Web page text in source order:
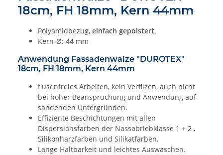
18cm, FH 18mm, Kern 44mm
Polyamidbezug, einfach gepolstert,
Kern-Ø: 44 mm
Anwendung Fassadenwalze "DUROTEX"
18cm, FH 18mm, Kern 44mm
flusenfreies Arbeiten, kein Verfilzen, auch nicht
bei hoher Beanspruchung und Anwendung auf
sandenden Untergründen.
Effiziente Beschichtungen mit allen
Dispersionsfarben der Nassabriebklasse 1 + 2 ,
Silikonharzfarben und Silikatfarben.
Lange Haltbarkeit und leichtes Auswaschen.